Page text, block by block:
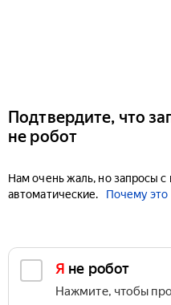
Подтвердите, что
не робот
Нам очень жаль, но запросы
автоматические.
Почему это
Я не робот
Нажмите, чтобы